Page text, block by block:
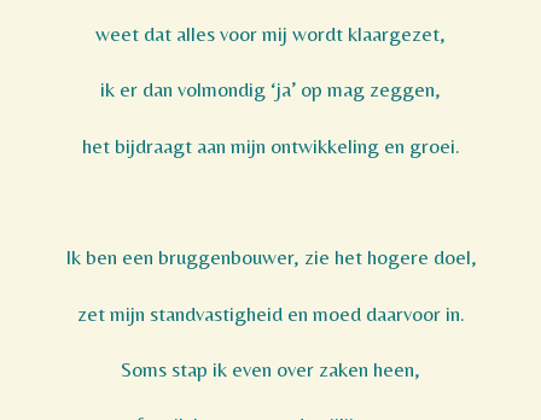
weet dat alles voor mij wordt klaargezet,
ik er dan volmondig ‘ja’ op mag zeggen,
het bijdraagt aan mijn ontwikkeling en groei.
Ik ben een bruggenbouwer, zie het hogere doel,
zet mijn standvastigheid en moed daarvoor in.
Soms stap ik even over zaken heen,